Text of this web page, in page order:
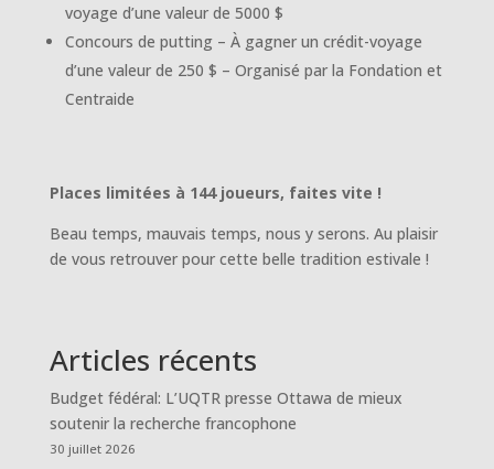
voyage d’une valeur de 5000 $
Concours de putting – À gagner un crédit-voyage
d’une valeur de 250 $ – Organisé par la Fondation et
Centraide
Places limitées à 144 joueurs, faites vite !
Beau temps, mauvais temps, nous y serons. Au plaisir
de vous retrouver pour cette belle tradition estivale !
Articles récents
Budget fédéral: L’UQTR presse Ottawa de mieux
soutenir la recherche francophone
30 juillet 2026